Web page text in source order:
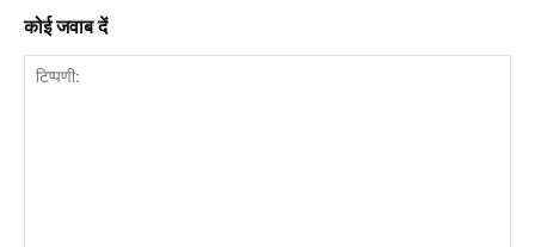
कोई जवाब दें